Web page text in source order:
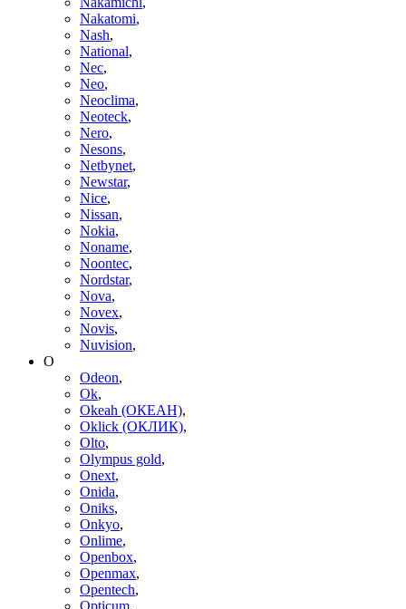
Nakatomi,
Nash,
National,
Nec,
Neo,
Neoclima,
Neoteck,
Nero,
Nesons,
Netbynet,
Newstar,
Nice,
Nissan,
Nokia,
Noname,
Noontec,
Nordstar,
Nova,
Novex,
Novis,
Nuvision,
O
Odeon,
Ok,
Okeah (ОКЕАН),
Oklick (ОКЛИК),
Olto,
Olympus gold,
Onext,
Onida,
Oniks,
Onkyo,
Onlime,
Openbox,
Openmax,
Opentech,
Opticum,